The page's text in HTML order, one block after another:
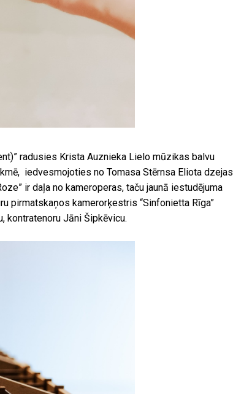
radusies Krista Auznieka Lielo mūzikas balvu
iedvesmojoties no Tomasa Stērnsa Eliota dzejas
ir daļa no kameroperas, taču jaunā iestudējuma
pirmatskaņos kamerorķestris “Sinfonietta Rīga”
kontratenoru Jāni Šipkēvicu.